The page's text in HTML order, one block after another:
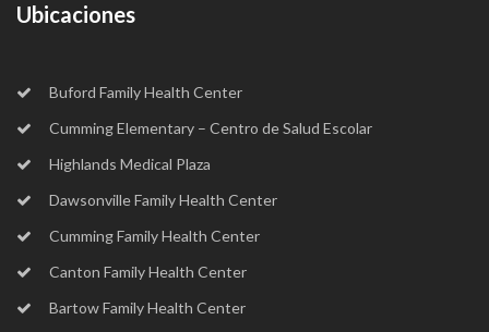
Ubicaciones
Buford Family Health Center
Cumming Elementary – Centro de Salud Escolar
Highlands Medical Plaza
Dawsonville Family Health Center
Cumming Family Health Center
Canton Family Health Center
Bartow Family Health Center